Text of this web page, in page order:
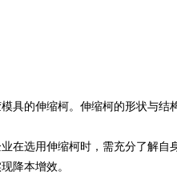
具的伸缩柯。伸缩柯的形状与结
在选用伸缩柯时，需充分了解自
降本增效。